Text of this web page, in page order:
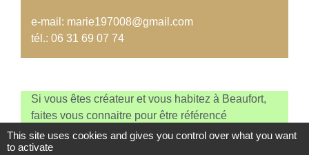
e-mail: marie197008@gmail.com
tél.: 06 31 69 07 74
Si vous êtes créateur et vous habitez à Beaufort,
faites vous connaitre pour être référencé
gratuitement sur cette page. Vous pouvez joindre
une image ou un logo et un texte pour vous
This site uses cookies and gives you control over what you want
to activate